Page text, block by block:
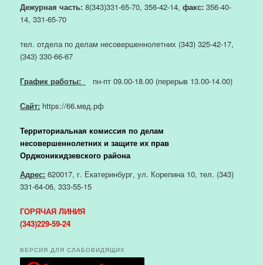
Дежурная часть: 8(343)331-65-70, 356-42-14,факс: 356-40-
14, 331-65-70
тел. отдела по делам несовершеннолетних (343) 325-42-17,
(343) 330-66-67
График работы: пн-пт 09.00-18.00 (перерыв 13.00-14.00)
Сайт: https://66.мвд.рф
Территориальная комиссия по делам
несовершеннолетних и защите их прав
Орджоникидзевского района
Адрес: 620017, г. Екатеринбург, ул. Корепина 10, тел. (343)
331-64-06, 333-55-15
ГОРЯЧАЯ ЛИНИЯ
(343)229-59-24
ВЕРСИЯ ДЛЯ СЛАБОВИДЯЩИХ